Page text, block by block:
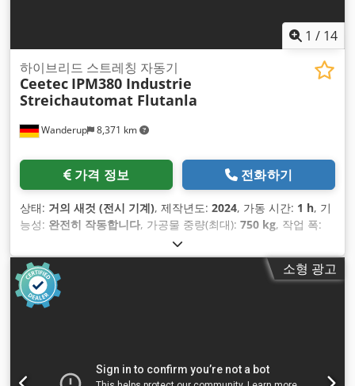
1 / 14
Wanderup 8,371 km
하이브리드 스트레칭 자동기
Ceetec IPM380 Industrie
Streichautomat Flutanla
가격 정보 전화하기
상태: 거의 새것 (전시 기계), 제작년도: 2024, 가동 시간: 1 h, 기
능성: 완전히 작동합니다, 가공물 중량(최대): 750 kg, 작업 폭:
, 입력 전압:
와트 (3.40 마력),
소형 광고